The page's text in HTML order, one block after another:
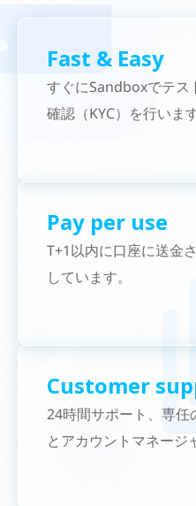
Fast & Easy​
すぐにSandboxでテス
確認（KYC）を行います
Pay per use
T+1以内に口座に送金
しています。
Customer
24時間サポート、専
とアカウントマネージ